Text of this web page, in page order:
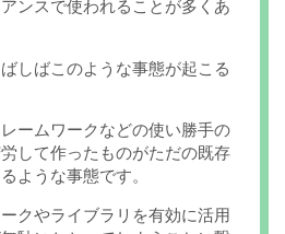
ンスで使われることが多くあ
しばこのような事態が起こる
ームワークなどの使い勝手の
して作ったものがただの既存
ような事態です。
クやライブラリを有効に活用